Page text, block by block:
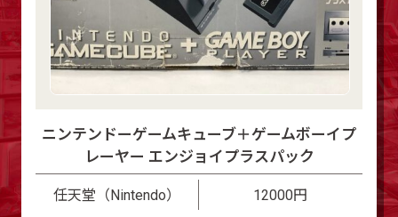
ニンテンドーゲームキューブ＋ゲームボーイプ
レーヤー エンジョイプラスパック
任天堂（Nintendo） 12000円